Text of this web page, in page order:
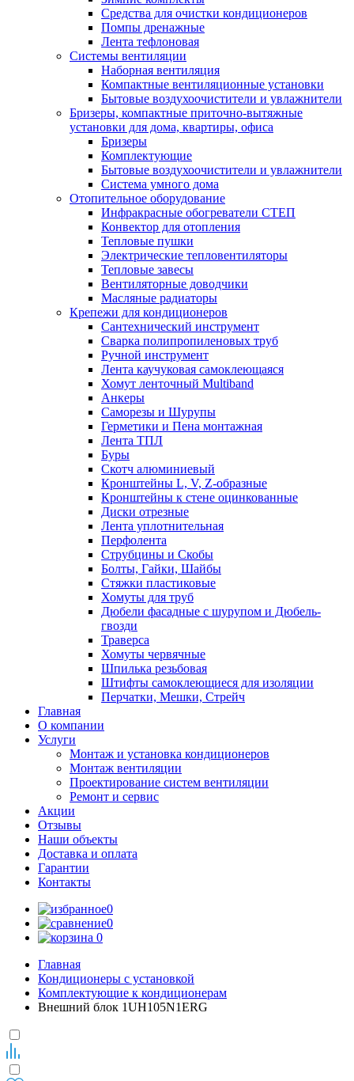
Средства для очистки кондиционеров
Помпы дренажные
Лента тефлоновая
Системы вентиляции
Наборная вентиляция
Компактные вентиляционные установки
Бытовые воздухоочистители и увлажнители
Бризеры, компактные приточно-вытяжные
установки для дома, квартиры, офиса
Бризеры
Комплектующие
Бытовые воздухоочистители и увлажнители
Система умного дома
Отопительное оборудование
Инфракрасные обогреватели СТЕП
Конвектор для отопления
Тепловые пушки
Электрические тепловентиляторы
Тепловые завесы
Вентиляторные доводчики
Масляные радиаторы
Крепежи для кондиционеров
Сантехнический инструмент
Сварка полипропиленовых труб
Ручной инструмент
Лента каучуковая самоклеющаяся
Хомут ленточный Multiband
Анкеры
Саморезы и Шурупы
Герметики и Пена монтажная
Лента ТПЛ
Буры
Скотч алюминиевый
Кронштейны L, V, Z-образные
Кронштейны к стене оцинкованные
Диски отрезные
Лента уплотнительная
Перфолента
Струбцины и Скобы
Болты, Гайки, Шайбы
Стяжки пластиковые
Хомуты для труб
Дюбели фасадные с шурупом и Дюбель-
гвозди
Траверса
Хомуты червячные
Шпилька резьбовая
Штифты самоклеющиеся для изоляции
Перчатки, Мешки, Стрейч
Главная
О компании
Услуги
Монтаж и установка кондиционеров
Монтаж вентиляции
Проектирование систем вентиляции
Ремонт и сервис
Акции
Отзывы
Наши объекты
Доставка и оплата
Гарантии
Контакты
0
0
0
Главная
Кондиционеры с установкой
Комплектующие к кондиционерам
Внешний блок 1UH105N1ERG